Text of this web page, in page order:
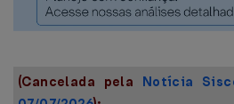
(Cancelada pela Notícia